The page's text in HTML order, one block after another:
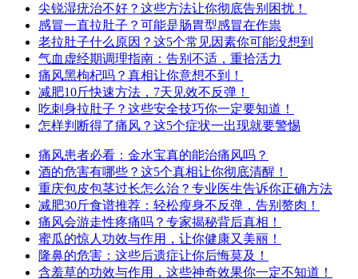
尖锐湿疣治不好？这些方法让你彻底告别困扰！
感冒一直拉肚子？可能是肠胃型感冒在作祟
老拉肚子什么原因？这5个常见因素你可能没想到
气血虚经期调理指南：告别不适，重拾活力
痛风黑枸杞吗？真相让你意想不到！
减肥10斤快速方法，7天见效不反弹！
吃刺身拉肚子？这些安全技巧你一定要知道！
怎样判断得了痛风？这5个症状一出现就要警惕
痛风患者必看：金水宝真的能治痛风吗？
酒的危害有哪些？这5个真相让你彻底清醒！
重庆包皮包茎过长怎么治？专业医生告诉你正确方法
减肥30斤食谱推荐：轻松瘦身不反弹，告别赘肉！
痛风会游走性疼痛吗？专家揭秘背后真相！
蜜瓜的惊人功效与作用，让你健康又美丽！
隆鼻的危害：这些后遗症让你后悔莫及！
含羞草的功效与作用，这些神奇效果你一定不知道！